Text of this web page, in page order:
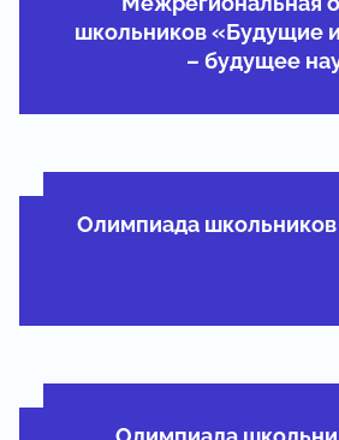
школьников «Будущие
– будущее
Олимпиада